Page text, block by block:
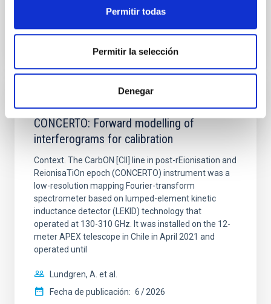
Permitir todas
Permitir la selección
Denegar
NÚMERO DE CITAS 0
CONCERTO: Forward modelling of
interferograms for calibration
Context. The CarbON [CII] line in post-rEionisation and
ReionisaTiOn epoch (CONCERTO) instrument was a
low-resolution mapping Fourier-transform
spectrometer based on lumped-element kinetic
inductance detector (LEKID) technology that
operated at 130-310 GHz. It was installed on the 12-
meter APEX telescope in Chile in April 2021 and
operated until
Lundgren, A. et al.
Fecha de publicación: 6 2026